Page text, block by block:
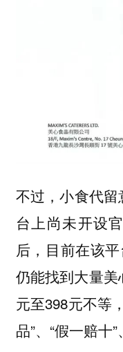
不过，小食代
台上尚未开设
后，目前在该平
仍能找到大量
元至398元不等
品”、“假一赔十”